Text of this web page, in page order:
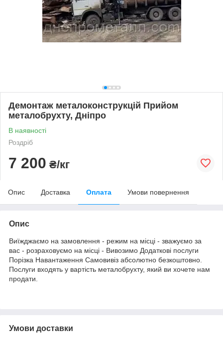
Демонтаж металоконструкцій Прийом
металобрухту, Дніпро
В наявності
Роздріб
7 200 ₴/кг
Опис Доставка Оплата Умови повернення
Опис
Виїжджаємо на замовлення - режим на місці - зважуємо за
вас - розраховуємо на місці - Вивозимо Додаткові послуги
Порізка Навантаження Самовивіз абсолютно безкоштовно.
Послуги входять у вартість металобрухту, який ви хочете нам
продати.
Умови доставки